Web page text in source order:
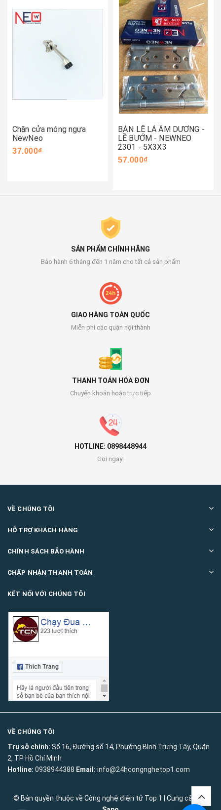
Chặn cửa móng ngựa
NewNeo
37.000₫
BẢN LỀ LÁ ÂM DƯƠNG -
LỀ BƯỚM - NEWNEO
2301 - 5X3X3
57.000₫
SẢN PHẨM CHÍNH HÃNG
Bảo hành 6 tháng đến 1 năm cho tất cả sản phẩm
GIAO HÀNG TOÀN QUỐC
Miễn phí các quận nội thành
THANH TOÁN HÓA ĐƠN
Chuyển khoản hoặc trực tiếp
HOTLINE: 0898448944
Gọi ngay!
VỀ CHÚNG TÔI
HỖ TRỢ KHÁCH HÀNG
CHÍNH SÁCH BẢO HÀNH
CHẤP NHẬN THANH TOÁN
KẾT NỐI VỚI CHÚNG TÔI
VỀ CHÚNG TÔI
Trụ sở chính: Số 16, Đường số 14, Phường Bình Trưng Tây, Quận
2, TP Hồ Chí Minh
Hotline: 0938944388 Email: info@24hcongnghetop1.com
© Bản quyền thuộc về Công nghệ điện tử Top 1
Cung cấp bởi